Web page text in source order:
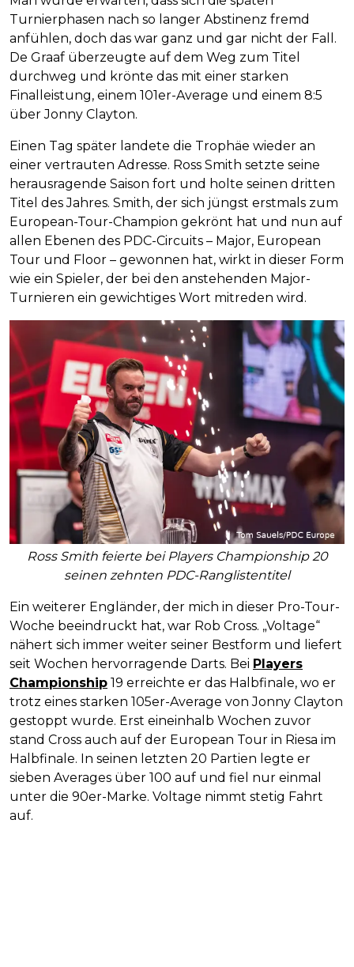
Turnierphasen nach so langer Abstinenz fremd
anfühlen, doch das war ganz und gar nicht der Fall.
De Graaf überzeugte auf dem Weg zum Titel
durchweg und krönte das mit einer starken
Finalleistung, einem 101er-Average und einem 8:5
über Jonny Clayton.
Einen Tag später landete die Trophäe wieder an
einer vertrauten Adresse. Ross Smith setzte seine
herausragende Saison fort und holte seinen dritten
Titel des Jahres. Smith, der sich jüngst erstmals zum
European-Tour-Champion gekrönt hat und nun auf
allen Ebenen des PDC-Circuits – Major, European
Tour und Floor – gewonnen hat, wirkt in dieser Form
wie ein Spieler, der bei den anstehenden Major-
Turnieren ein gewichtiges Wort mitreden wird.
Ross Smith feierte bei Players Championship 20
seinen zehnten PDC-Ranglistentitel
Ein weiterer Engländer, der mich in dieser Pro-Tour-
Woche beeindruckt hat, war Rob Cross. „Voltage“
nähert sich immer weiter seiner Bestform und liefert
seit Wochen hervorragende Darts. Bei Players
Championship 19 erreichte er das Halbfinale, wo er
trotz eines starken 105er-Average von Jonny Clayton
gestoppt wurde. Erst eineinhalb Wochen zuvor
stand Cross auch auf der European Tour in Riesa im
Halbfinale. In seinen letzten 20 Partien legte er
sieben Averages über 100 auf und fiel nur einmal
unter die 90er-Marke. Voltage nimmt stetig Fahrt
auf.